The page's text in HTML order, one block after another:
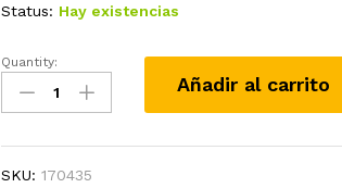
Status: Hay existencias
Cama
para
perros
Quantity:
Añadir al carrito
SKU:170435